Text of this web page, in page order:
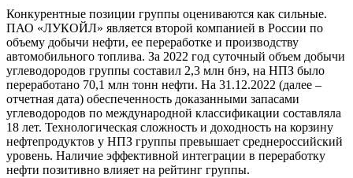
Конкурентные позиции группы оцениваются как сильные.
ПАО «ЛУКОЙЛ» является второй компанией в России по
объему добычи нефти, ее переработке и производству
автомобильного топлива. За 2022 год суточный объем добычи
углеводородов группы составил 2,3 млн бнэ, на НПЗ было
переработано 70,1 млн тонн нефти. На 31.12.2022 (далее –
отчетная дата) обеспеченность доказанными запасами
углеводородов по международной классификации составляла
18 лет. Технологическая сложность и доходность на корзину
нефтепродуктов у НПЗ группы превышает среднероссийский
уровень. Наличие эффективной интеграции в переработку
нефти позитивно влияет на рейтинг группы.